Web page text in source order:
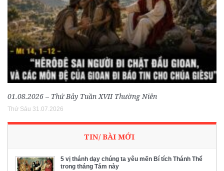
01.08.2026 – Thứ Bảy Tuần XVII Thường Niên
Thứ Sáu 31.07.2026
TIN/ BÀI MỚI
5 vị thánh dạy chúng ta yêu mến Bí tích Thánh Thể
trong tháng Tám này